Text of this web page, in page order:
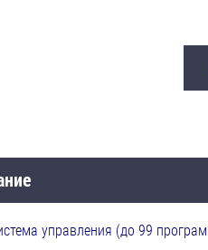
управления (до 99